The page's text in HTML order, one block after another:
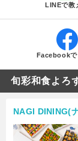
LINEで教
Facebookで
旬彩和食よろ
NAGI DINING(